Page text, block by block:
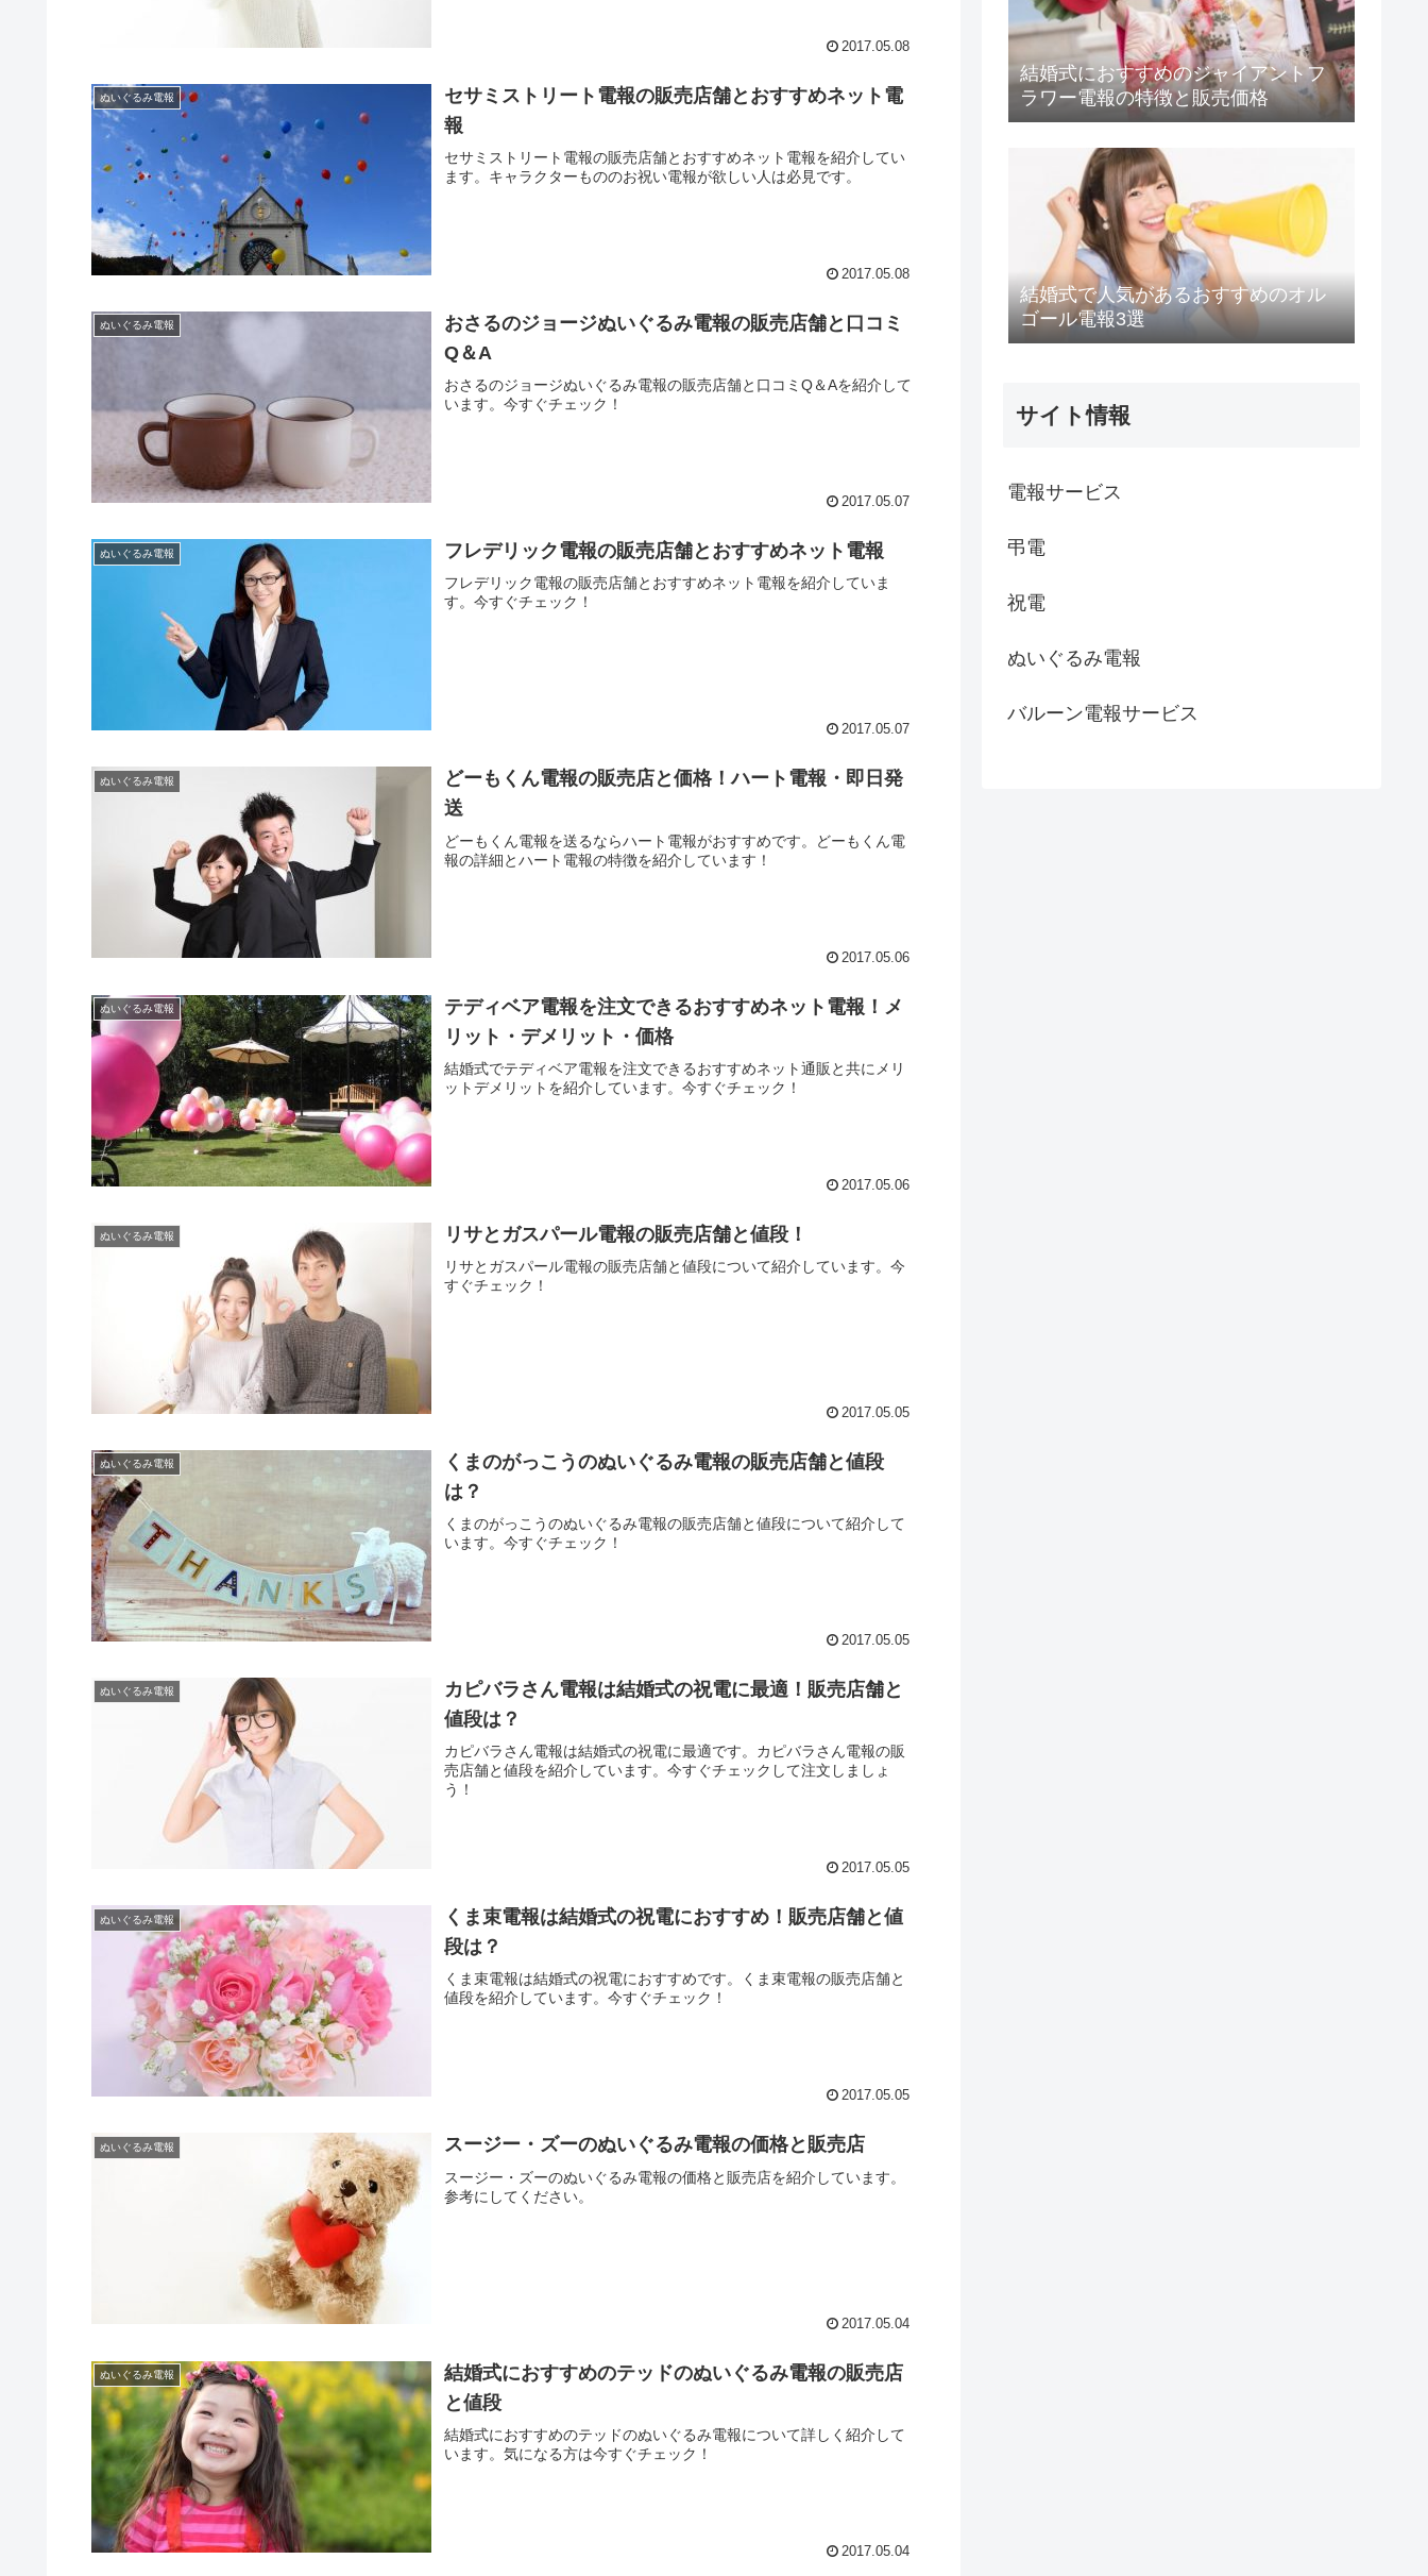
2017.05.08
ぬいぐるみ電報
セサミストリート電報の販売店舗とおすすめネット電
報
セサミストリート電報の販売店舗とおすすめネット電報を紹介してい
ます。キャラクターもののお祝い電報が欲しい人は必見です。
2017.05.08
ぬいぐるみ電報
おさるのジョージぬいぐるみ電報の販売店舗と口コミ
Q＆A
おさるのジョージぬいぐるみ電報の販売店舗と口コミQ＆Aを紹介して
います。今すぐチェック！
2017.05.07
ぬいぐるみ電報 フレデリック電報の販売店舗とおすすめネット電報
フレデリック電報の販売店舗とおすすめネット電報を紹介していま
す。今すぐチェック！
2017.05.07
ぬいぐるみ電報
どーもくん電報の販売店と価格！ハート電報・即日発
送
どーもくん電報を送るならハート電報がおすすめです。どーもくん電
報の詳細とハート電報の特徴を紹介しています！
2017.05.06
ぬいぐるみ電報
テディベア電報を注文できるおすすめネット電報！メ
リット・デメリット・価格
結婚式でテディベア電報を注文できるおすすめネット通販と共にメリ
ットデメリットを紹介しています。今すぐチェック！
2017.05.06
ぬいぐるみ電報 リサとガスパール電報の販売店舗と値段！
リサとガスパール電報の販売店舗と値段について紹介しています。今
すぐチェック！
2017.05.05
ぬいぐるみ電報
くまのがっこうのぬいぐるみ電報の販売店舗と値段
は？
くまのがっこうのぬいぐるみ電報の販売店舗と値段について紹介して
います。今すぐチェック！
2017.05.05
ぬいぐるみ電報
カピバラさん電報は結婚式の祝電に最適！販売店舗と
値段は？
カピバラさん電報は結婚式の祝電に最適です。カピバラさん電報の販
売店舗と値段を紹介しています。今すぐチェックして注文しましょ
う！
2017.05.05
ぬいぐるみ電報
くま束電報は結婚式の祝電におすすめ！販売店舗と値
段は？
くま束電報は結婚式の祝電におすすめです。くま束電報の販売店舗と
値段を紹介しています。今すぐチェック！
2017.05.05
ぬいぐるみ電報 スージー・ズーのぬいぐるみ電報の価格と販売店
スージー・ズーのぬいぐるみ電報の価格と販売店を紹介しています。
参考にしてください。
2017.05.04
ぬいぐるみ電報
結婚式におすすめのテッドのぬいぐるみ電報の販売店
と値段
結婚式におすすめのテッドのぬいぐるみ電報について詳しく紹介して
います。気になる方は今すぐチェック！
2017.05.04
結婚式におすすめのジャイアントフ
ラワー電報の特徴と販売価格
結婚式で人気があるおすすめのオル
ゴール電報3選
サイト情報
電報サービス
弔電
祝電
ぬいぐるみ電報
バルーン電報サービス